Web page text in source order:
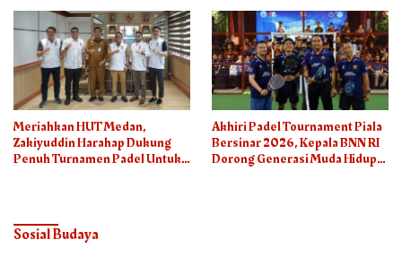
Meriahkan HUT Medan,
Zakiyuddin Harahap Dukung
Penuh Turnamen Padel Untuk
Akhiri Padel Tournament Piala
Bersinar 2026, Kepala BNN RI
Dorong Generasi Muda Hidup
Sosial Budaya